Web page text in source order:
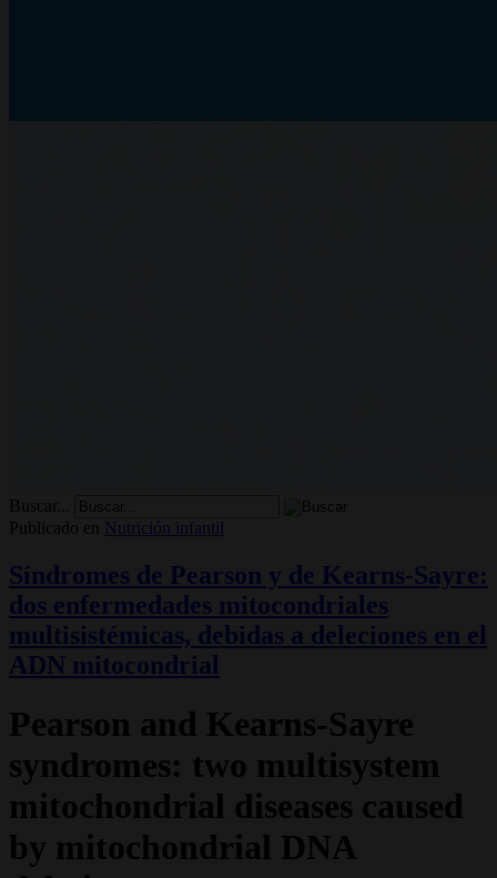
Buscar...
Publicado en
Nutrición infantil
Síndromes de Pearson y de Kearns-Sayre:
dos enfermedades mitocondriales
multisistémicas, debidas a deleciones en el
ADN mitocondrial
Pearson and Kearns-Sayre
syndromes: two multisystem
mitochondrial diseases caused
by mitochondrial DNA